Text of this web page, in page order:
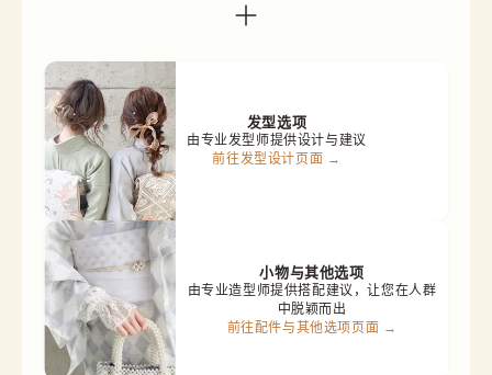
发型选项
由专业发型师提供设计与建议
前往发型设计页面 →
小物与其他选项
由专业造型师提供搭配建议，让您在人群
中脱颖而出
前往配件与其他选项页面 →